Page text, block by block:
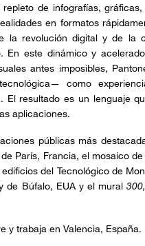
de infografías,
en formatos
la revolución digital y de la
En este dinámico y
antes imposibles,
como
El resultado es un lenguaje
aplicaciones.
públicas más
de París, Francia, el mosaico
del Tecnológico de
de Búfalo, EUA y el mural
y trabaja en Valencia, España.